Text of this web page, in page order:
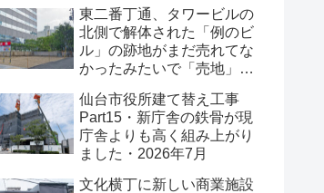
チマンが起用されました・
2026年7月
東二番丁通、タワービルの
北側で解体された「例のビ
ル」の跡地がまだ売れてな
かったみたいで「売地」の
年7月16日
仙台市役所建て替え工事
Part15・新庁舎の鉄骨が現
庁舎よりも高く組み上がり
ました・2026年7月
文化横丁に新しい商業施設